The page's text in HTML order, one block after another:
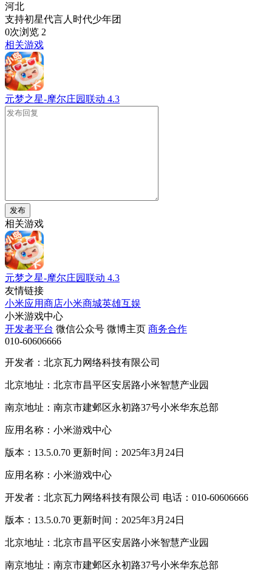
河北
支持初星代言人时代少年团
0次浏览 2
相关游戏
元梦之星-摩尔庄园联动 4.3
发布
相关游戏
元梦之星-摩尔庄园联动 4.3
友情链接
小米应用商店小米商城英雄互娱
小米游戏中心
开发者平台 微信公众号 微博主页 商务合作
010-60606666
开发者：北京瓦力网络科技有限公司
北京地址：北京市昌平区安居路小米智慧产业园
南京地址：南京市建邺区永初路37号小米华东总部
应用名称：小米游戏中心
版本：13.5.0.70 更新时间：2025年3月24日
应用名称：小米游戏中心
开发者：北京瓦力网络科技有限公司 电话：010-60606666
版本：13.5.0.70 更新时间：2025年3月24日
北京地址：北京市昌平区安居路小米智慧产业园
南京地址：南京市建邺区永初路37号小米华东总部